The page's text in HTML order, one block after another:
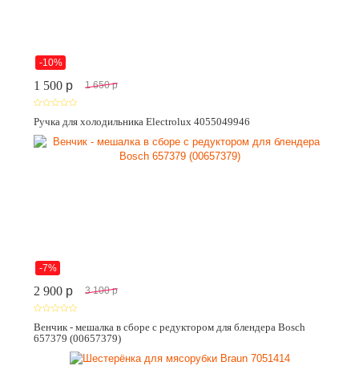
-10%
1 500 p 1 650 p
Ручка для холодильника Electrolux 4055049946
-7%
2 900 p 3 100 p
Венчик - мешалка в сборе с редуктором для блендера Bosch
657379 (00657379)